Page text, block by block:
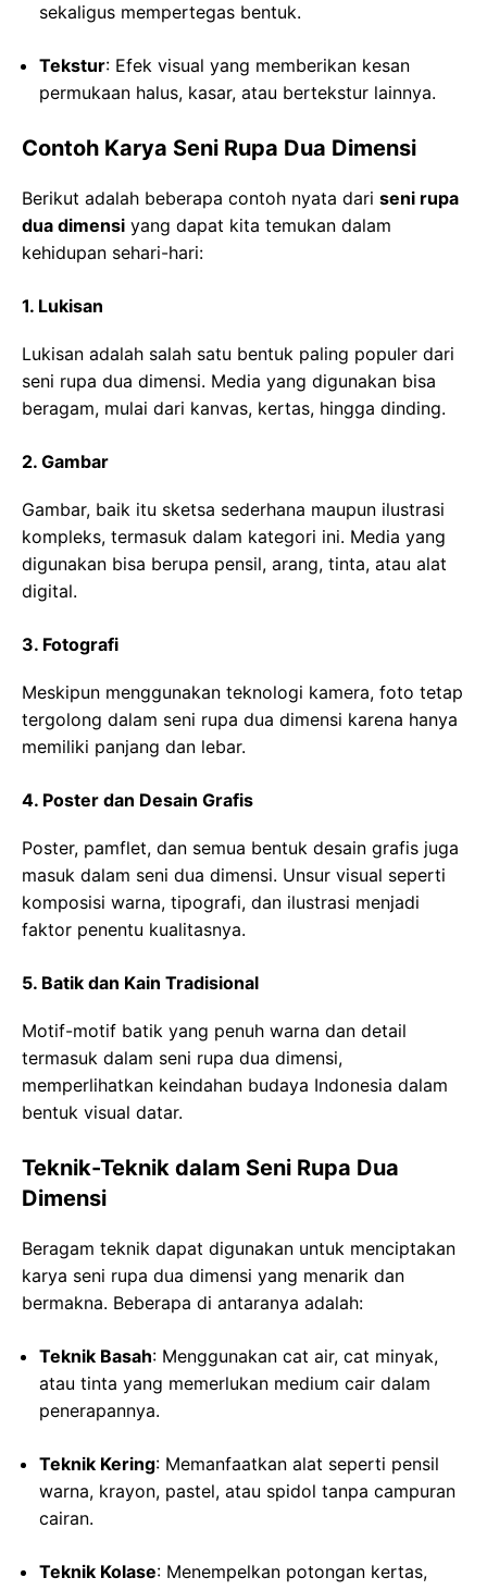
sekaligus mempertegas bentuk.
Tekstur: Efek visual yang memberikan kesan
permukaan halus, kasar, atau bertekstur lainnya.
Contoh Karya Seni Rupa Dua Dimensi
Berikut adalah beberapa contoh nyata dari seni rupa
dua dimensi yang dapat kita temukan dalam
kehidupan sehari-hari:
1. Lukisan
Lukisan adalah salah satu bentuk paling populer dari
seni rupa dua dimensi. Media yang digunakan bisa
beragam, mulai dari kanvas, kertas, hingga dinding.
2. Gambar
Gambar, baik itu sketsa sederhana maupun ilustrasi
kompleks, termasuk dalam kategori ini. Media yang
digunakan bisa berupa pensil, arang, tinta, atau alat
digital.
3. Fotografi
Meskipun menggunakan teknologi kamera, foto tetap
tergolong dalam seni rupa dua dimensi karena hanya
memiliki panjang dan lebar.
4. Poster dan Desain Grafis
Poster, pamflet, dan semua bentuk desain grafis juga
masuk dalam seni dua dimensi. Unsur visual seperti
komposisi warna, tipografi, dan ilustrasi menjadi
faktor penentu kualitasnya.
5. Batik dan Kain Tradisional
Motif-motif batik yang penuh warna dan detail
termasuk dalam seni rupa dua dimensi,
memperlihatkan keindahan budaya Indonesia dalam
bentuk visual datar.
Teknik-Teknik dalam Seni Rupa Dua
Dimensi
Beragam teknik dapat digunakan untuk menciptakan
karya seni rupa dua dimensi yang menarik dan
bermakna. Beberapa di antaranya adalah:
Teknik Basah: Menggunakan cat air, cat minyak,
atau tinta yang memerlukan medium cair dalam
penerapannya.
Teknik Kering: Memanfaatkan alat seperti pensil
warna, krayon, pastel, atau spidol tanpa campuran
cairan.
Teknik Kolase: Menempelkan potongan kertas,